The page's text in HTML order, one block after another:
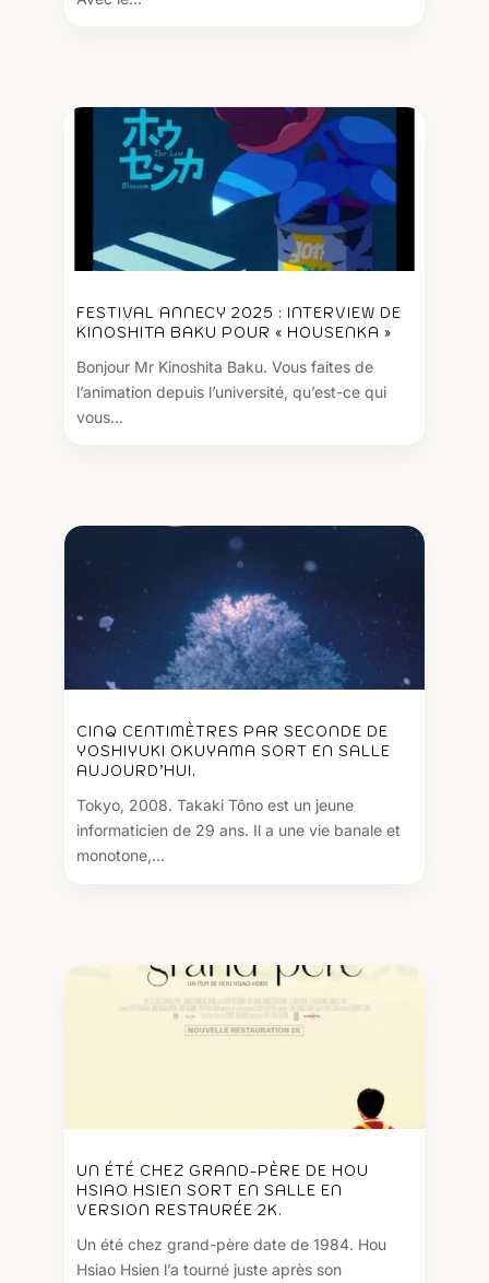
FESTIVAL ANNECY 2025 : INTERVIEW DE
KINOSHITA BAKU POUR « HOUSENKA »
Bonjour Mr Kinoshita Baku. Vous faites de
l’animation depuis l’université, qu’est-ce qui
vous...
CINQ CENTIMÈTRES PAR SECONDE DE
YOSHIYUKI OKUYAMA SORT EN SALLE
AUJOURD’HUI.
Tokyo, 2008. Takaki Tôno est un jeune
informaticien de 29 ans. Il a une vie banale et
monotone,...
UN ÉTÉ CHEZ GRAND-PÈRE DE HOU
HSIAO HSIEN SORT EN SALLE EN
VERSION RESTAURÉE 2K.
Un été chez grand-père date de 1984. Hou
Hsiao Hsien l’a tourné juste après son